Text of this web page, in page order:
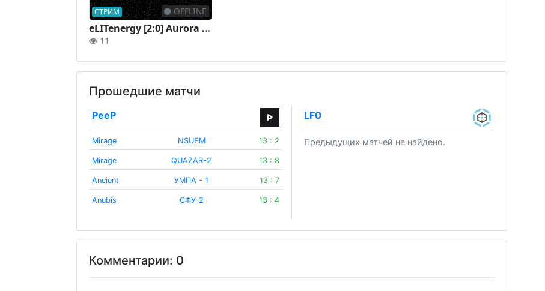
СТРИМ OFFLINE
eLITenergy [2:0] Aurora YB | BO3 | Playoffs | СУПЕРКУБОК МЕДИА КИБЕР ЛИГИ | @Troublax & @x1tten
11
Прошедшие матчи
PeeP
Mirage NSUEM 13 : 2
Mirage QUAZAR-2 13 : 8
Ancient УМПА - 1 13 : 7
Anubis СФУ-2 13 : 4
LF0
Предыдущих матчей не найдено.
Комментарии: 0